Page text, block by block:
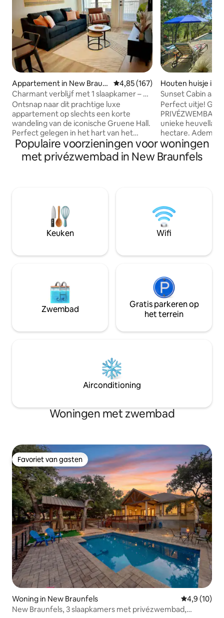
Appartement in New Braun
fels
Gemiddelde beoordeling van
4,85 (167)
Charmant verblijf met 1 slaapkamer – op
wandelafstand van Gruene Hall, chique
buurt
Ontsnap naar dit prachtige luxe
appartement op slechts een korte
wandeling van de iconische Gruene Hall.
Perfect gelegen in het hart van het
historische Gruene, biedt dit prachtig
ingerichte appartement met 1
slaapkamer alles wat je nodig hebt voor
personen te ontvangen. Stuur ons een
bericht voor beschikbaarheid en
boeking met meerdere eenheden! 🏡
Over de ruimte: Ruime woonkamer:
modern meubilair
Houten huisje in
Sunset Cabin aan
Perfect uitje! Geniet van je eigen
unieke
hectare.
Drijf in het
uitzicht op de
wandeling. Ga
voor het diner en
HUISDIEREN. Ja op WIFI, geweldige plek
om de stekker
Populaire voorzieningen voor woningen
met privézwembad in New Braunfels
Keuken Wifi
Zwembad
Gratis parkeren op
het terrein
Airconditioning
Woningen met zwembad
Favoriet van gasten
Favoriet van gasten
Woning in New Braunfels
4,9 (10)
New Braunfels, 3 slaapkamers met privézwembad,